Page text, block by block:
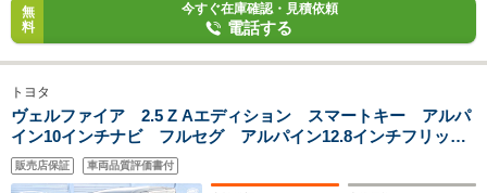
無
料
今すぐ在庫確認・見積依頼
電話する
トヨタ
ヴェルファイア 2.5 Z Aエディション スマートキー アルパ
イン10インチナビ フルセグ アルパイン12.8インチフリップ
ダウンモニター バックモニター LED 両側電動パワースラ
イドドア ETC クルコン 純正18アルミ 障害物センサー
販売店保証 車両品質評価書付